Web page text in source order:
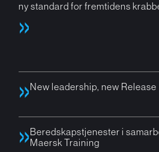
ny standard for fremtidens
New leadership, new Release
Beredskapstjenester i
Maersk Training